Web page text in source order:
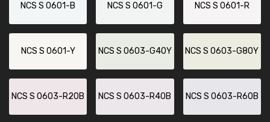
NCS S 0601-B NCS S 0601-G NCS S 0601-R
NCS S 0601-Y NCS S 0603-G40Y NCS S 0603-G80Y
NCS S 0603-R20B NCS S 0603-R40B NCS S 0603-R60B